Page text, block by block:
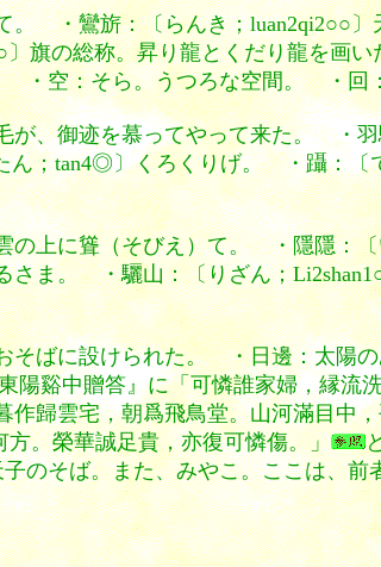
。 ・鸞旂：〔らんき；luan2qi2○○
旗の総称。昇り龍とくだり龍を画
・空：そら。うつろな空間。 ・回
、御迹を慕ってやって来た。 ・
；tan4◎〕くろくりげ。 ・躡：〔
上に聳（そびえ）て。 ・隱隱：
ま。 ・驪山：〔りざん；
そばに設けられた。 ・日邊：太陽
陽谿中贈答』に「可憐誰家婦，縁流
作歸雲宅，朝爲飛鳥堂。山河滿目中
。榮華誠足貴，亦復可憐傷。」
のそば。また、みやこ。ここは、前